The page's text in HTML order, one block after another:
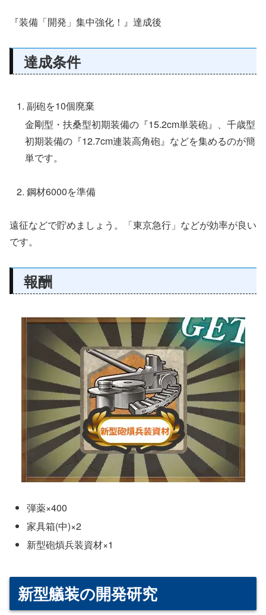
『装備「開発」集中強化！』達成後
達成条件
副砲を10個廃棄
金剛型・扶桑型初期装備の『15.2cm単装砲』、千歳型
初期装備の『12.7cm連装高角砲』などを集めるのが簡
単です。
鋼材6000を準備
遠征などで貯めましょう。「東京急行」などが効率が良い
です。
報酬
弾薬×400
家具箱(中)×2
新型砲熕兵装資材×1
新型艤装の開発研究